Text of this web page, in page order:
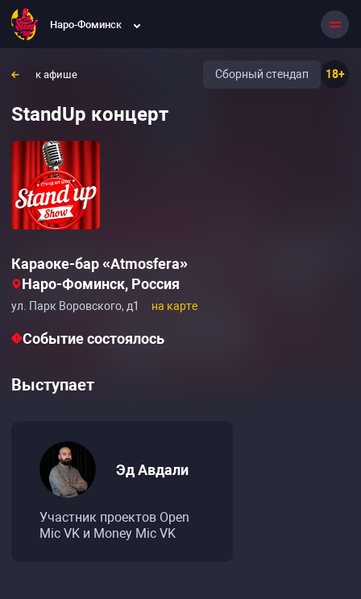
Наро-Фоминск
к афише 18+
Сборный стендап
StandUp концерт
Караоке-бар «Atmosfera»‎
Наро-Фоминск, Россия
ул. Парк Воровского, д1 на карте
Событие состоялось
Выступает
Эд Авдали
Участник проектов Open
Mic VK и Money Mic VK